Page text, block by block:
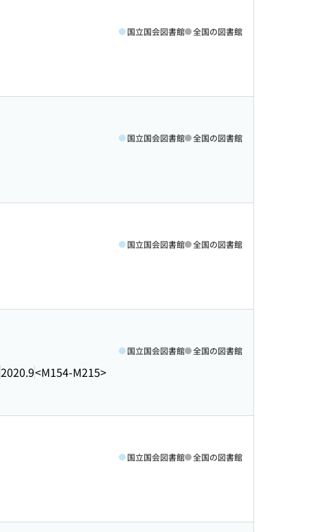
国立国会図書館 全国の図書館
国立国会図書館 全国の図書館
国立国会図書館 全国の図書館
2020.9<M154-M215>
国立国会図書館 全国の図書館
国立国会図書館 全国の図書館